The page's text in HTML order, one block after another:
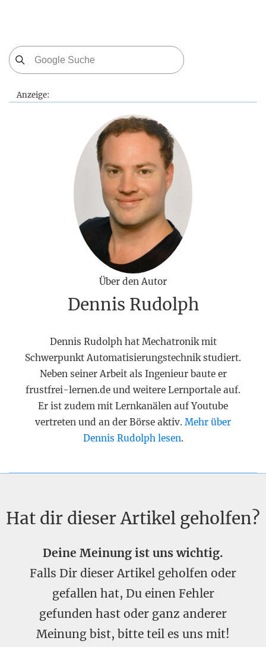
Anzeige:
Über den Autor
Dennis Rudolph
Dennis Rudolph hat Mechatronik mit
Schwerpunkt Automatisierungstechnik studiert.
Neben seiner Arbeit als Ingenieur baute er
frustfrei-lernen.de und weitere Lernportale auf.
Er ist zudem mit Lernkanälen auf Youtube
vertreten und an der Börse aktiv. Mehr über
Dennis Rudolph lesen.
Hat dir dieser Artikel geholfen?
Deine Meinung ist uns wichtig.
Falls Dir dieser Artikel geholfen oder
gefallen hat, Du einen Fehler
gefunden hast oder ganz anderer
Meinung bist, bitte teil es uns mit!